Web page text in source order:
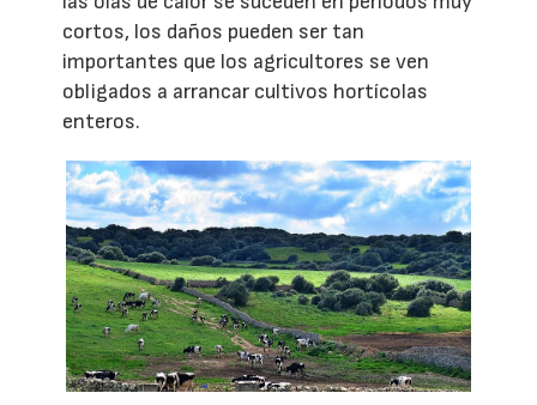
cortos, los daños pueden ser tan
importantes que los agricultores se ven
obligados a arrancar cultivos hortícolas
enteros.